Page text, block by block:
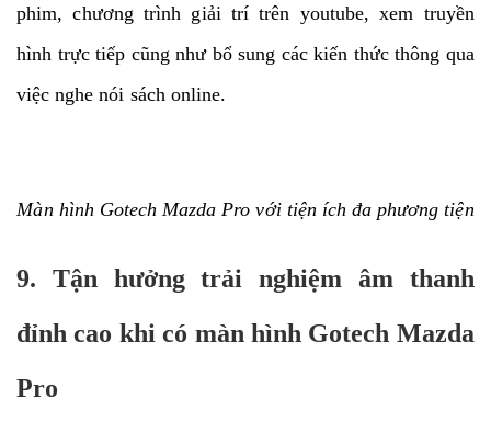
phim, chương trình giải trí trên youtube, xem truyền
hình trực tiếp cũng như bổ sung các kiến thức thông qua
việc nghe nói sách online.
Màn hình Gotech Mazda Pro với tiện ích đa phương tiện
9. Tận hưởng trải nghiệm âm thanh
đỉnh cao khi có màn hình Gotech Mazda
Pro